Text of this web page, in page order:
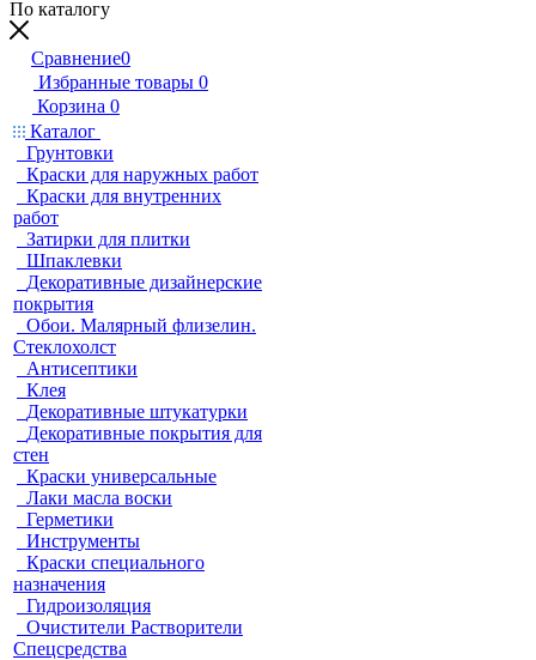
По каталогу
Сравнение0
Избранные товары 0
Корзина 0
Каталог
Грунтовки
Краски для наружных работ
Краски для внутренних
работ
Затирки для плитки
Шпаклевки
Декоративные дизайнерские
покрытия
Обои. Малярный флизелин.
Стеклохолст
Антисептики
Клея
Декоративные штукатурки
Декоративные покрытия для
стен
Краски универсальные
Лаки масла воски
Герметики
Инструменты
Краски специального
назначения
Гидроизоляция
Очистители Растворители
Спецсредства